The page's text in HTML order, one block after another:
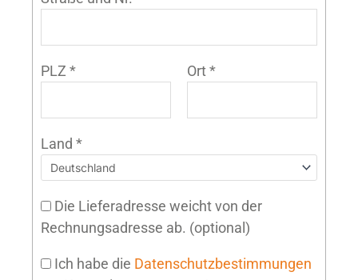
PLZ * Ort*
Land *
Die Lieferadresse weicht von der
Rechnungsadresse ab. (optional)
Ich habe die Datenschutzbestimmungen